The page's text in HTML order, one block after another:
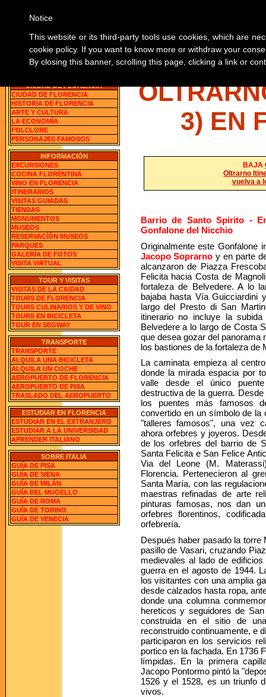
Florencia, Italia BUSCA LAS
CIUDAD DE FLORENCIA
CIUDAD DE FLORENCIA
HISTORIA DE FLORENCIA
ARTE Y CULTURA
LA ECONOMÍA
FOLCLORE
PERSONAJES FAMOSOS
INFORMACIÓN
EXCURSIONES
COCINA FLORENTINA
VINO EN FLORENCIA
ITINERARIOS
VISITAS GUIADAS
TIENDAS
MONUMENTOS
MUSEOS
RESERVACÍÓN MUSEOS
PARQUES
GALERÍA DE FOTOS
VISITA VIRTUAL
TOUR Y VISITAS
VISITAS DE LA CIUDAD
TOURS DE FLORENCIA
TOURS CULINARIOS Y DE VINO
TOURS EN BICICLETA
TOUR EN SEGWAY
TRANSPORTE
TRANSPORTE
ALQUILA UNA BICICLETA
ALQUILA UN COCHE
AEROPUERTO DE FLORENCIA
AEROPUERTO DE PISA
TRASLADO DEL AEROPUERTO
ESTUDIAR EN FLORENCIA
ESTUDIAR EN EL EXTRANJERO
ESTUDIAR A LA UNIVERSIDAD
APRENDER ITALIANO
SOBRE ITALIA
GUÍA DE PISA
GUÍA DE SIENA
GUÍA DE MILÁN
GUÍA DEL MUGELLO
GUÍA DE ROMA
GUÍA DE TORINO
GUÍA DE VENECIA
3) EN
BAJA
Oltrarno
vuelva a
Barrio de Santo Spirito -
Gonfalone del Nicchio
Originalmente este Gonfalone
Jacopo Soprarno y en parte
alcanzaron de Piazza
Felicita hacia Costa de
fortaleza de Belvedere. A lo
bajaba hasta Vía Guicciardini
largo del Presto di San
itinerario no incluye la
Belvedere a lo largo de Costa
que desea gozar del panorama
los bastiones de la fortaleza de
La caminata empieza al
donde la mirada espacia por
valle desde el único
destructiva de la guerra.
los puentes más famosos
convertido en un símbolo de la
"talleres famosos", una vez
ahora orfebres y joyeros.
de los orfebres del barrio de
Santa Felicita e San Felice
Via del Leone (M.
Florencia. Pertenecieron al
Santa María, con las
maestras refinadas de arte
pinturas famosas, nos dan
orfebres florentinos,
orfebrería.
Después haber pasado la torre
pasillo de Vasari, cruzando
medievales al lado de
guerra en el agosto de 1944.
los visitantes con una amplia
desde calzados hasta ropa,
donde una columna
hereticos y seguidores de
construida en el sitio de
reconstruido continuamente, e
participaron en los servicios
portico en la fachada. En 1736
límpidas. En la primera
Jacopo Pontormo pintó la
1526 y el 1528, es un triunfo
vivos.
Notice
This website or its third-party tools use cookies, which are
cookie policy. If you want to know more or withdraw your
By closing this banner, scrolling this page, clicking a link or